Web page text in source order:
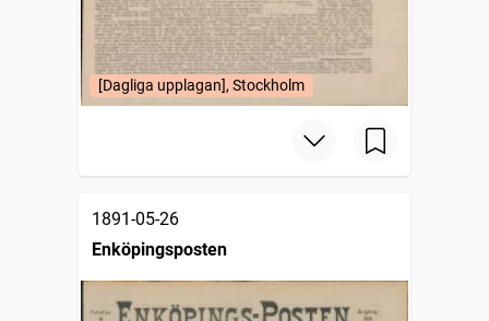
[Dagliga upplagan], Stockholm
1891-05-26
Enköpingsposten